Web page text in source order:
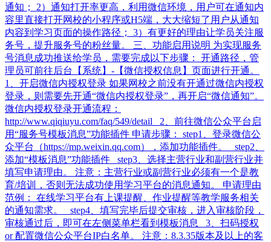
通知； 2）通知打开率更高，利用微信环境，用户可在通知内
容里直接打开网校的小程序或H5端，大大缩短了用户从通知
内容到学习页面的操作路径； 3）有更好的理由让学员关注服
务号，提升服务号的粉丝量。 三、功能启用说明 为实现服务
号消息成功推送给学员，需要完成以下步骤： 开通路径，管
理员可前往后台【系统】-【微信授权信息】页面进行开通。
1、开启微信内授权登录 如果网校之前没有开通过微信内授权
登录，则需要先开通“微信内授权登录”，再开启“微信通知”。
微信内授权登录开通流程：
http://www.qiqiuyu.com/faq/549/detail 2、前往微信公众平台启
用“服务号模板消息”功能插件 申请步骤： step1、登录微信公
众平台（https://mp.weixin.qq.com），添加功能插件。 step2、
添加“模板消息”功能插件 step3、选择主营行业和副营行业并
填写申请理由。 注意：主营行业或副营行业必须有一个是教
育/培训，否则无法成功使用学习平台的消息通知。 申请理由
范例： 在线学习平台有上课提醒、作业提醒等教学服务相关
的通知需求。 step4、填写完毕后提交审核，进入审核阶段，
审核通过后，即可在左侧菜单栏看到模板消息 3、扫码授权
or 配置微信公众平台IP白名单。 注意：8.3.35版本及以上的客